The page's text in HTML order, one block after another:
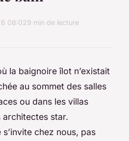
08:029 min de lecture
la baignoire îlot n’existait
au sommet des salles
ou dans les villas
architectes star.
s’invite chez nous, pas